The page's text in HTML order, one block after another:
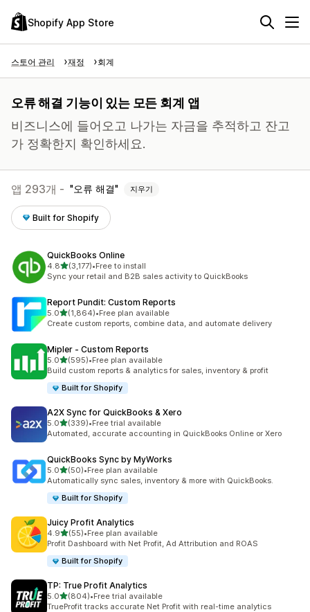
Shopify App Store
스토어 관리 재정 회계
오류 해결 기능이 있는 모든 회계 앱
비즈니스에 들어오고 나가는 자금을 추적하고 잔고
가 정확한지 확인하세요.
앱 293개 - 오류 해결 지우기
Built for Shopify
QuickBooks Online
4.8별 5개 중
(3,177)
총 리뷰 3177개
•Free to install
Sync your retail and B2B sales activity to QuickBooks
Report Pundit: Custom Reports
5.0별 5개 중
(1,864)
총 리뷰 1864개
•Free plan available
Create custom reports, combine data, and automate delivery
Mipler ‑ Custom Reports
5.0별 5개 중
(595)
총 리뷰 595개
•Free plan available
Build custom reports & analytics for sales, inventory & profit
Built for Shopify
A2X Sync for QuickBooks & Xero
5.0별 5개 중
(339)
총 리뷰 339개
•Free trial available
Automated, accurate accounting in QuickBooks Online or Xero
QuickBooks Sync by MyWorks
5.0별 5개 중
(50)
총 리뷰 50개
•Free plan available
Automatically sync sales, inventory & more with QuickBooks.
Built for Shopify
Juicy Profit Analytics
4.9별 5개 중
(55)
총 리뷰 55개
•Free plan available
Profit Dashboard with Net Profit, Ad Attribution and ROAS
Built for Shopify
TP: True Profit Analytics
5.0별 5개 중
(804)
총 리뷰 804개
•Free trial available
TrueProfit tracks accurate Net Profit with real-time analytics